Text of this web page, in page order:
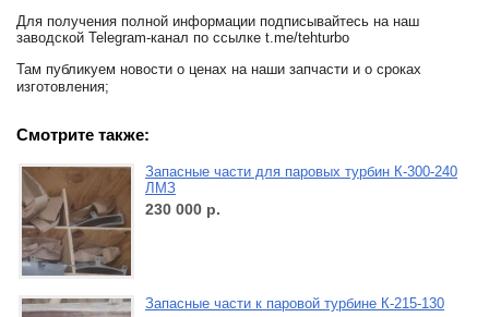
Для получения полной информации подписывайтесь на наш
заводской Telegram-канал по ссылке t.me/tehturbo
Там публикуем новости о ценах на наши запчасти и о сроках
изготовления;
Смотрите также:
Запасные части для паровых турбин К-300-240
ЛМЗ
230 000 р.
Запасные части к паровой турбине К-215-130